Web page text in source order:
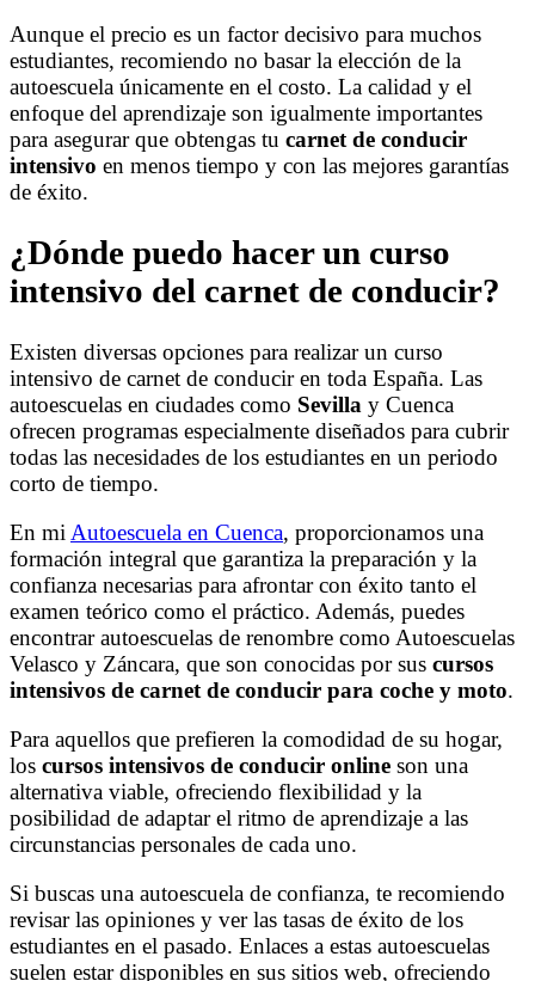
Aunque el precio es un factor decisivo para muchos
estudiantes, recomiendo no basar la elección de la
autoescuela únicamente en el costo. La calidad y el
enfoque del aprendizaje son igualmente importantes
para asegurar que obtengas tu carnet de conducir
intensivo en menos tiempo y con las mejores garantías
de éxito.
¿Dónde puedo hacer un curso
intensivo del carnet de conducir?
Existen diversas opciones para realizar un curso
intensivo de carnet de conducir en toda España. Las
autoescuelas en ciudades como Sevilla y Cuenca
ofrecen programas especialmente diseñados para cubrir
todas las necesidades de los estudiantes en un periodo
corto de tiempo.
En mi Autoescuela en Cuenca, proporcionamos una
formación integral que garantiza la preparación y la
confianza necesarias para afrontar con éxito tanto el
examen teórico como el práctico. Además, puedes
encontrar autoescuelas de renombre como Autoescuelas
Velasco y Záncara, que son conocidas por sus cursos
intensivos de carnet de conducir para coche y moto.
Para aquellos que prefieren la comodidad de su hogar,
los cursos intensivos de conducir online son una
alternativa viable, ofreciendo flexibilidad y la
posibilidad de adaptar el ritmo de aprendizaje a las
circunstancias personales de cada uno.
Si buscas una autoescuela de confianza, te recomiendo
revisar las opiniones y ver las tasas de éxito de los
estudiantes en el pasado. Enlaces a estas autoescuelas
suelen estar disponibles en sus sitios web, ofreciendo